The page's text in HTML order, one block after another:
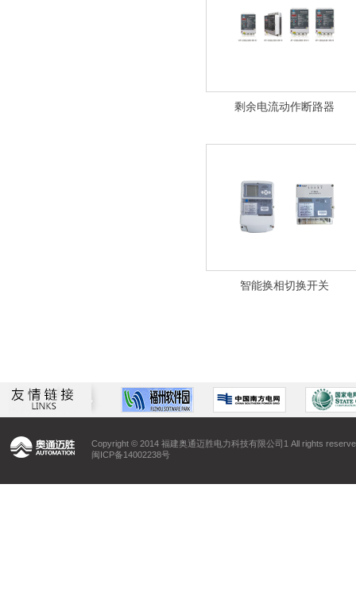
剩余电流动作断路器
智能换相切换开关
Copyright © 2014 福建奥通迈胜电力科技有限公司1 All rights
闽ICP备14002238号